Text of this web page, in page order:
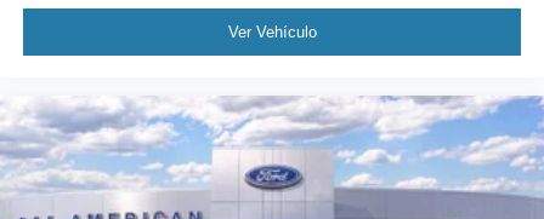
Ver Vehículo